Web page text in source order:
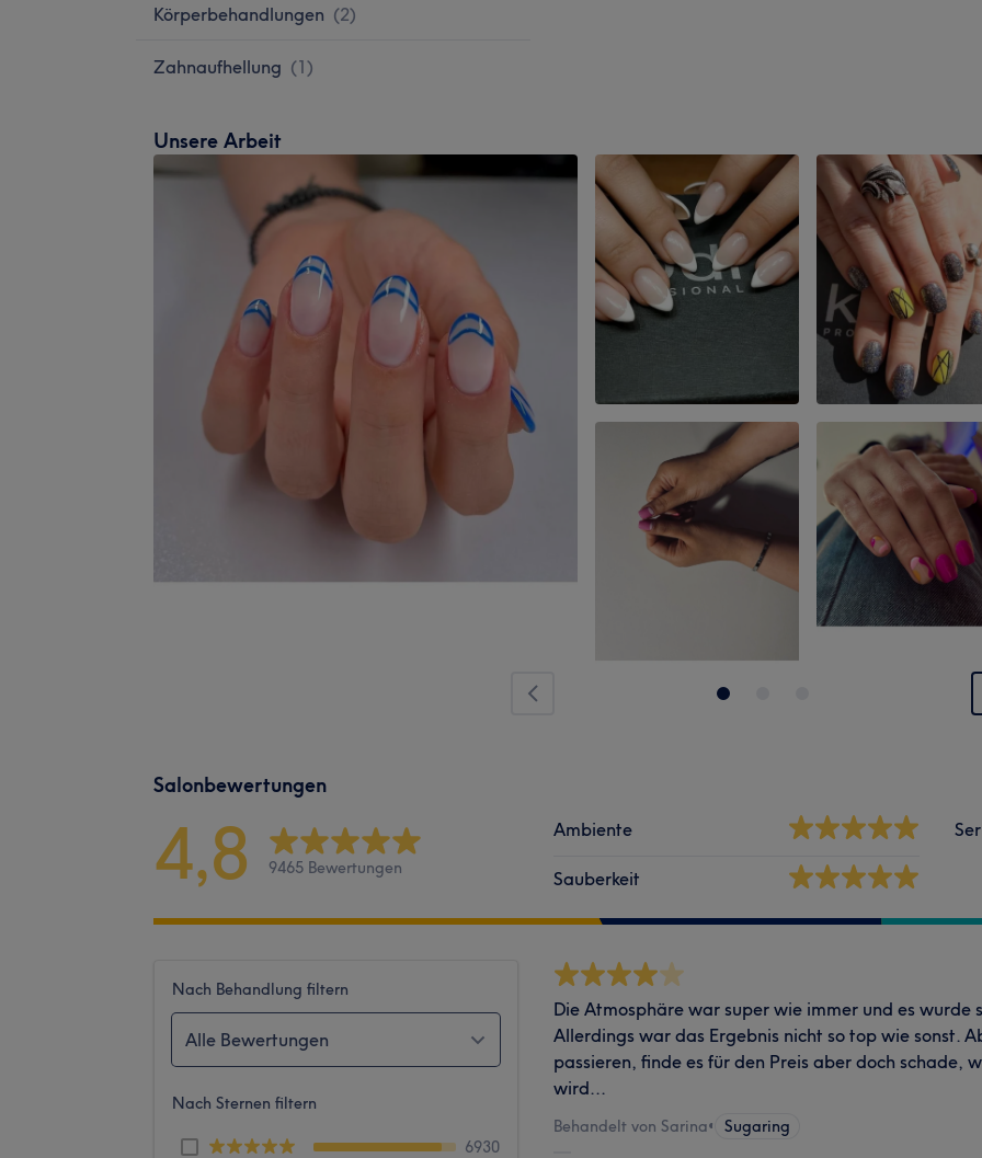
Körperbehandlungen (2)
Zahnaufhellung (1)
Unsere Arbeit
Salonbewertungen
4,8 9465 Bewertungen
Ambiente
Sauberkeit
Nach Behandlung filtern
Alle Bewertungen
Nach Sternen filtern
6930
Die Atmosphäre war super wie immer und es wurde
Allerdings war das Ergebnis nicht so top wie sonst.
passieren, finde es für den Preis aber doch schade,
wird...
Behandelt von Sarina• Sugaring